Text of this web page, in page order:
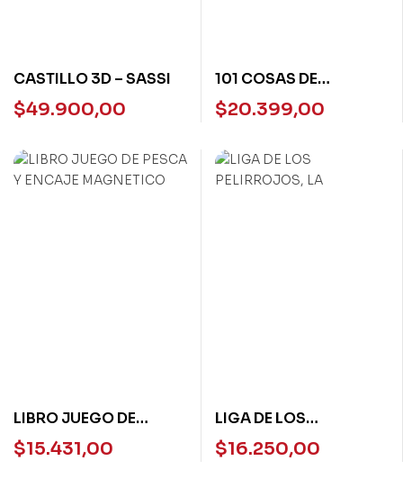
CASTILLO 3D – SASSI
$49.900,00
101 COSAS DE
COLORES – TD
$20.399,00
LIBRO JUEGO DE
PESCA Y ENCAJE
MAGNETICO
$15.431,00
LIGA DE LOS
PELIRROJOS, LA
$16.250,00